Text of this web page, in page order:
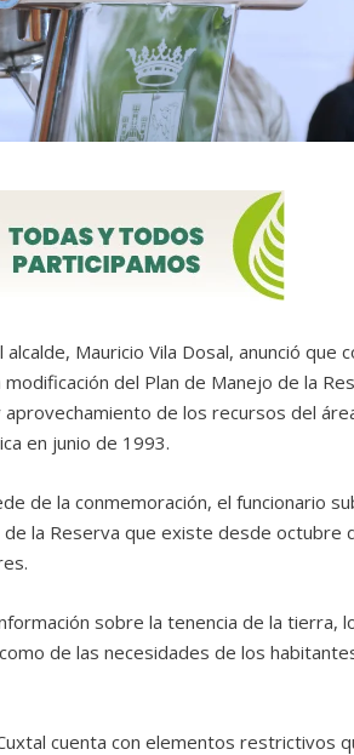
Mauricio Vila Dosal, anunció que
del Plan de Manejo de la
de los recursos del
en junio de 1993.
de la conmemoración, el funcionario
la Reserva que existe desde octubre
sobre la tenencia de la tierra,
de las necesidades de los
cuenta con elementos restrictivos